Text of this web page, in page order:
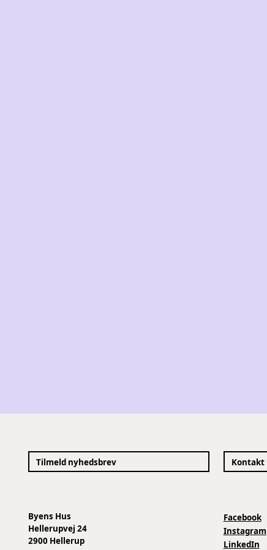
Tilmeld nyhedsbrev Kontakt
Byens Hus
Hellerupvej 24
2900 Hellerup
Facebook
Instagram
LinkedIn